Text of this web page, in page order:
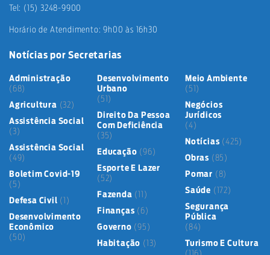
Tel: (15) 3248-9900
Horário de Atendimento: 9h00 às 16h30
Notícias por Secretarias
Administração
(68)
Agricultura (32)
Assistência Social
(3)
Assistência Social
(49)
Boletim Covid-19
(5)
Defesa Civil (1)
Desenvolvimento
Econômico
(50)
Desenvolvimento
Urbano
(51)
Direito Da Pessoa
Com Deficiência
(35)
Educação (96)
Esporte E Lazer
(52)
Fazenda (11)
Finanças (6)
Governo (95)
Habitação (13)
Meio Ambiente
(51)
Negócios
Jurídicos
(4)
Notícias (425)
Obras (85)
Pomar (8)
Saúde (172)
Segurança
Pública
(84)
Turismo E Cultura